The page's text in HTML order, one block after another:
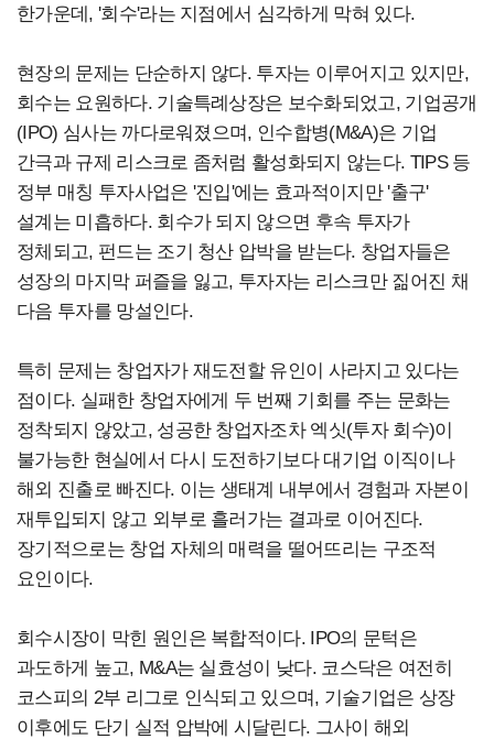
한가운데, '회수'라는 지점에서 심각하게 막혀 있다.
현장의 문제는 단순하지 않다. 투자는 이루어지고 있지만,
회수는 요원하다. 기술특례상장은 보수화되었고, 기업공개
(IPO) 심사는 까다로워졌으며, 인수합병(M&A)은 기업
간극과 규제 리스크로 좀처럼 활성화되지 않는다. TIPS 등
정부 매칭 투자사업은 '진입'에는 효과적이지만 '출구'
설계는 미흡하다. 회수가 되지 않으면 후속 투자가
정체되고, 펀드는 조기 청산 압박을 받는다. 창업자들은
성장의 마지막 퍼즐을 잃고, 투자자는 리스크만 짊어진 채
다음 투자를 망설인다.
특히 문제는 창업자가 재도전할 유인이 사라지고 있다는
점이다. 실패한 창업자에게 두 번째 기회를 주는 문화는
정착되지 않았고, 성공한 창업자조차 엑싯(투자 회수)이
불가능한 현실에서 다시 도전하기보다 대기업 이직이나
해외 진출로 빠진다. 이는 생태계 내부에서 경험과 자본이
재투입되지 않고 외부로 흘러가는 결과로 이어진다.
장기적으로는 창업 자체의 매력을 떨어뜨리는 구조적
요인이다.
회수시장이 막힌 원인은 복합적이다. IPO의 문턱은
과도하게 높고, M&A는 실효성이 낮다. 코스닥은 여전히
코스피의 2부 리그로 인식되고 있으며, 기술기업은 상장
이후에도 단기 실적 압박에 시달린다. 그사이 해외